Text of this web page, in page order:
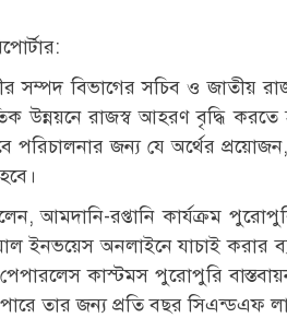
সম্পদ বিভাগের সচিব ও জাতীয়
উন্নয়নে রাজস্ব আহরণ বৃদ্ধি
পরিচালনার জন্য যে অর্থের প্রয়োজন,
আমদানি-রপ্তানি কার্যক্রম
ইনভয়েস অনলাইনে যাচাই করার
কাস্টমস পুরোপুরি
তার জন্য প্রতি বছর সিএন্ডএফ